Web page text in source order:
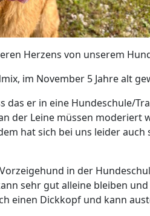
Herzens von unserem
im November 5 Jahre alt
das er in eine Hundeschule/
der Leine müssen moderiert
hat sich bei uns leider
in der
sehr gut alleine bleiben
einen Dickkopf und kann